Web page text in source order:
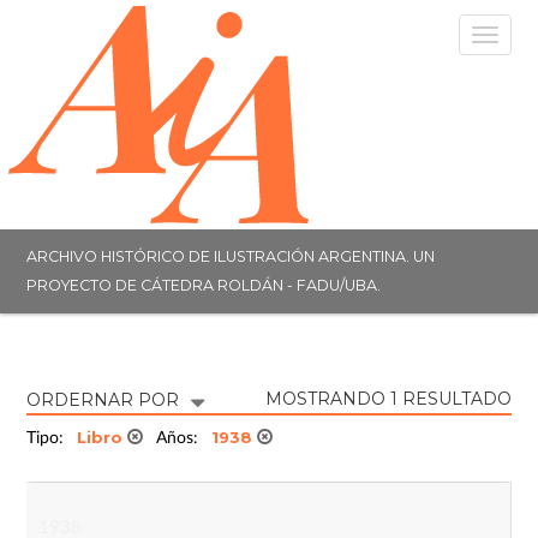
ARCHIVO HISTÓRICO DE ILUSTRACIÓN ARGENTINA. UN
PROYECTO DE CÁTEDRA ROLDÁN - FADU/UBA.
ORDERNAR POR MOSTRANDO 1 RESULTADO
Tipo: Libro Años: 1938